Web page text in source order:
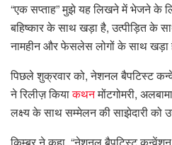
“एक सप्ताह” मुझे यह लिखने में भेजने के
बहिष्कार के साथ खड़ा है, उत्पीड़ित के
नामहीन और फेसलेस लोगों के साथ खड़ा
पिछले शुक्रवार को, नेशनल बैपटिस्ट
ने रिलीज़ कियाकथनमोंटगोमरी,
लक्ष्य के साथ सम्मेलन की साझेदारी को